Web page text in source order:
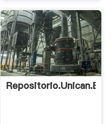
Repositorio.unican.es